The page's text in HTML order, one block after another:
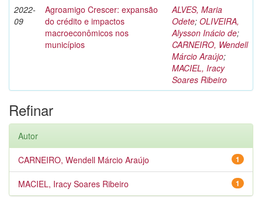
2022-
09
Agroamigo Crescer: expansão
do crédito e impactos
macroeconômicos nos
municípios
ALVES, Maria
Odete; OLIVEIRA,
Alysson Inácio de;
CARNEIRO, Wendell
Márcio Araújo;
MACIEL, Iracy
Soares Ribeiro
Refinar
Autor
1
CARNEIRO, Wendell Márcio Araújo
1
MACIEL, Iracy Soares Ribeiro